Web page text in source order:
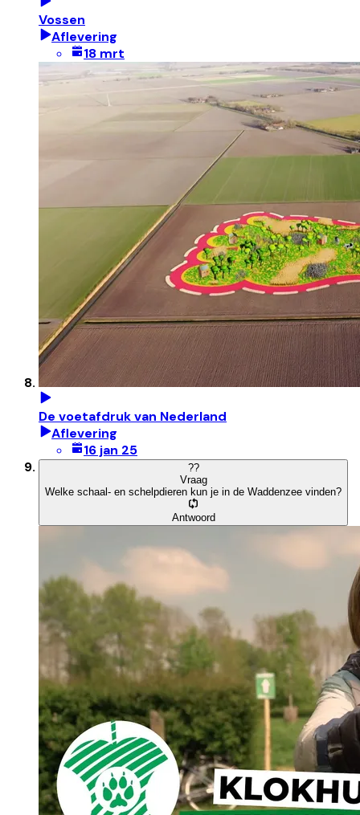
Vossen
Aflevering
18 mrt
De voetafdruk van Nederland
Aflevering
16 jan 25
??
Vraag
Welke schaal- en schelpdieren kun je in de Waddenzee vinden?
Antwoord